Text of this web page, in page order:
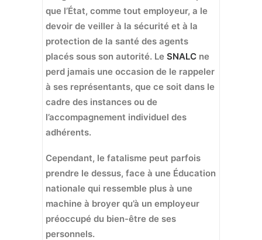
que l’État, comme tout employeur, a le
devoir de veiller à la sécurité et à la
protection de la santé des agents
placés sous son autorité. Le SNALC ne
perd jamais une occasion de le rappeler
à ses représentants, que ce soit dans le
cadre des instances ou de
l’accompagnement individuel des
adhérents.
Cependant, le fatalisme peut parfois
prendre le dessus, face à une Éducation
nationale qui ressemble plus à une
machine à broyer qu’à un employeur
préoccupé du bien-être de ses
personnels.